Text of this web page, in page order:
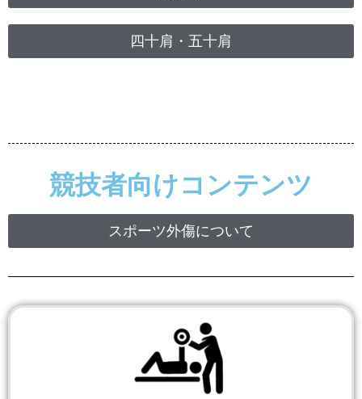
四十肩・五十肩
競技者向けコンテンツ
スポーツ外傷について